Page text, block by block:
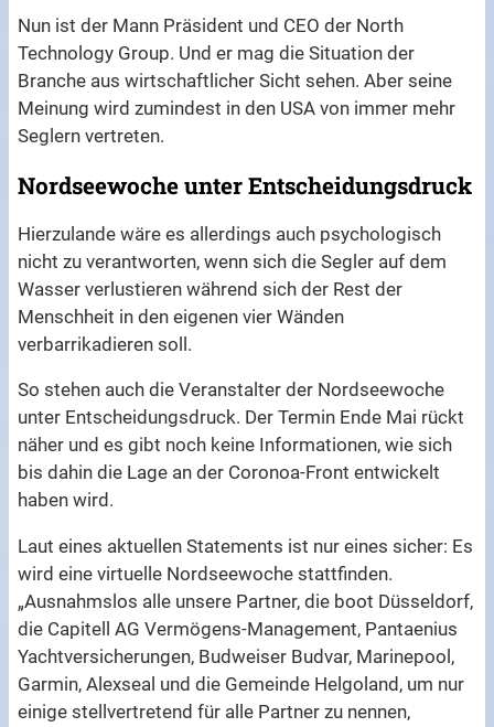
Nun ist der Mann Präsident und CEO der North
Technology Group. Und er mag die Situation der
Branche aus wirtschaftlicher Sicht sehen. Aber seine
Meinung wird zumindest in den USA von immer mehr
Seglern vertreten.
Nordseewoche unter Entscheidungsdruck
Hierzulande wäre es allerdings auch psychologisch
nicht zu verantworten, wenn sich die Segler auf dem
Wasser verlustieren während sich der Rest der
Menschheit in den eigenen vier Wänden
verbarrikadieren soll.
So stehen auch die Veranstalter der Nordseewoche
unter Entscheidungsdruck. Der Termin Ende Mai rückt
näher und es gibt noch keine Informationen, wie sich
bis dahin die Lage an der Coronoa-Front entwickelt
haben wird.
Laut eines aktuellen Statements ist nur eines sicher: Es
wird eine virtuelle Nordseewoche stattfinden.
„Ausnahmslos alle unsere Partner, die boot Düsseldorf,
die Capitell AG Vermögens-Management, Pantaenius
Yachtversicherungen, Budweiser Budvar, Marinepool,
Garmin, Alexseal und die Gemeinde Helgoland, um nur
einige stellvertretend für alle Partner zu nennen,